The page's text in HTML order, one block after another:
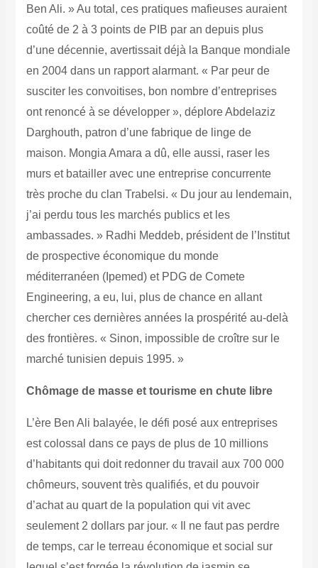
Ben Ali. » Au total, ces pratiques mafieuses auraient
coûté de 2 à 3 points de PIB par an depuis plus
d’une décennie, avertissait déjà la Banque mondiale
en 2004 dans un rapport alarmant. « Par peur de
susciter les convoitises, bon nombre d’entreprises
ont renoncé à se développer », déplore Abdelaziz
Darghouth, patron d’une fabrique de linge de
maison. Mongia Amara a dû, elle aussi, raser les
murs et batailler avec une entreprise concurrente
très proche du clan Trabelsi. « Du jour au lendemain,
j’ai perdu tous les marchés publics et les
ambassades. » Radhi Meddeb, président de l’Institut
de prospective économique du monde
méditerranéen (Ipemed) et PDG de Comete
Engineering, a eu, lui, plus de chance en allant
chercher ces dernières années la prospérité au-delà
des frontières. « Sinon, impossible de croître sur le
marché tunisien depuis 1995. »
Chômage de masse et tourisme en chute libre
L’ère Ben Ali balayée, le défi posé aux entreprises
est colossal dans ce pays de plus de 10 millions
d’habitants qui doit redonner du travail aux 700 000
chômeurs, souvent très qualifiés, et du pouvoir
d’achat au quart de la population qui vit avec
seulement 2 dollars par jour. « Il ne faut pas perdre
de temps, car le terreau économique et social sur